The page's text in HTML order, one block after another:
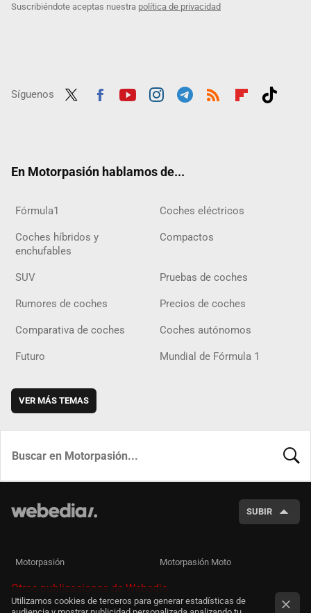
Suscribiéndote aceptas nuestra política de privacidad
Síguenos
En Motorpasión hablamos de...
Fórmula1 Coches eléctricos
Coches híbridos y
enchufables
Compactos
SUV Pruebas de coches
Rumores de coches Precios de coches
Comparativa de coches Coches autónomos
Futuro Mundial de Fórmula 1
VER MÁS TEMAS
SUBIR
Motorpasión Motorpasión Moto
Otras publicaciones de Webedia
Utilizamos cookies de terceros para generar estadísticas de